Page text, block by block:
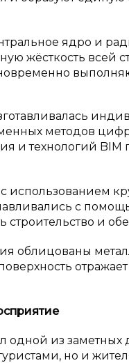
ядро и
жёсткость всей
методов
и технологий BIM
использованием
с
строительство и
облицованы
одной из
но и